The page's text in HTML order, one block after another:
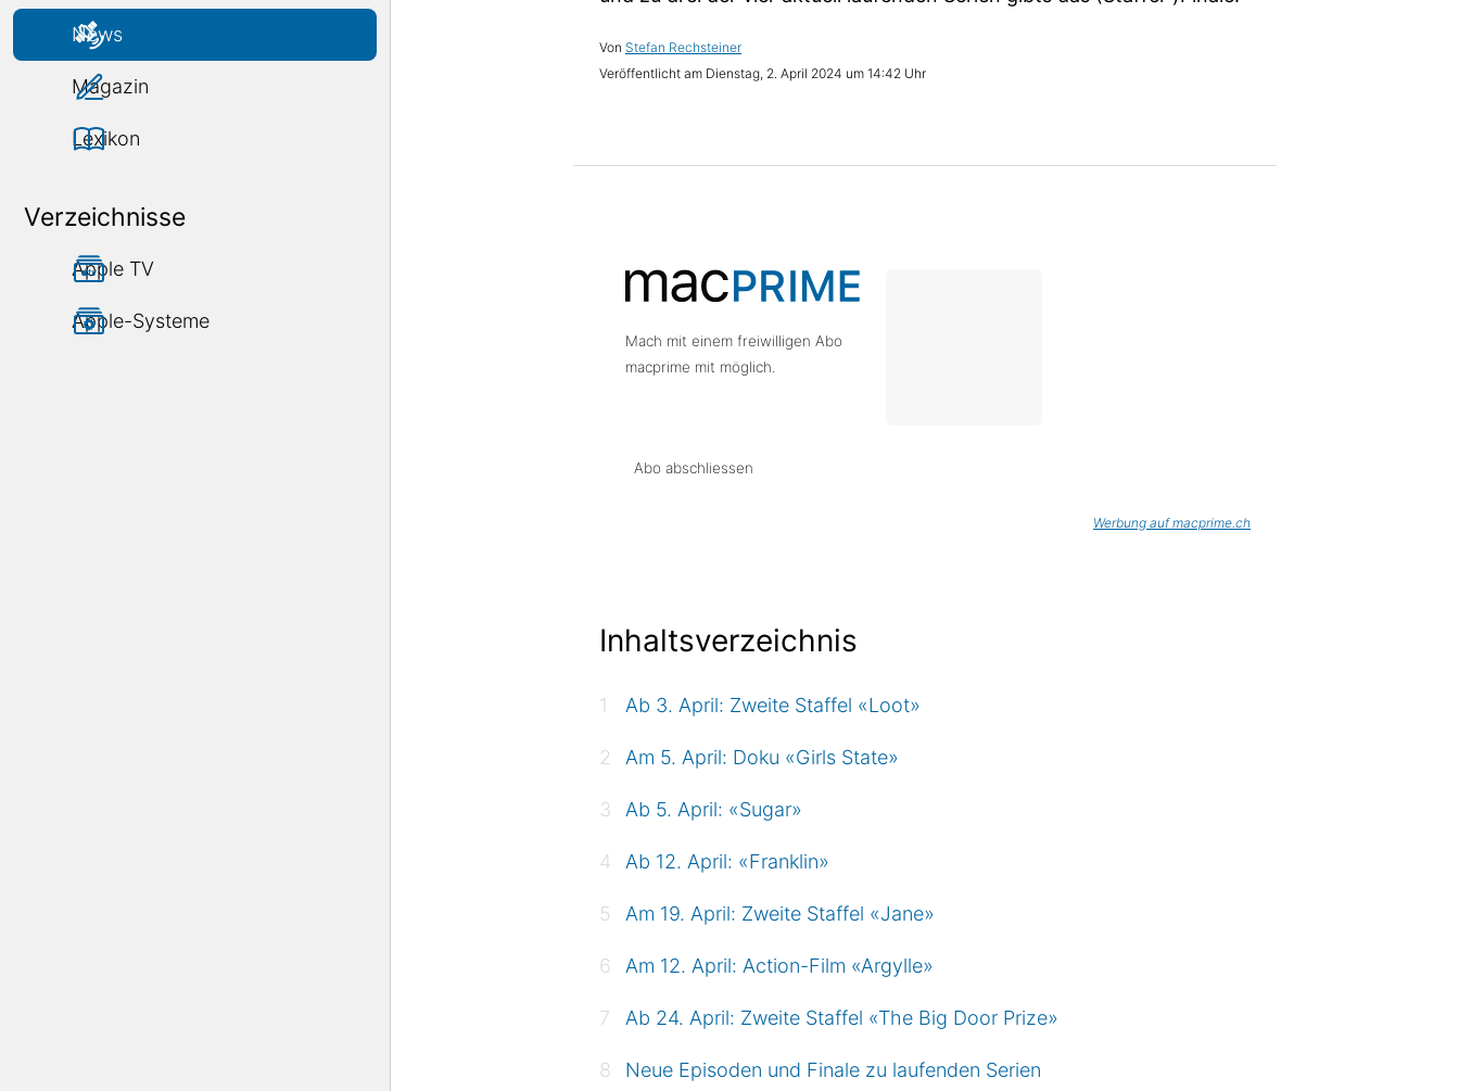
News
Magazin
Lexikon
Verzeichnisse
Apple TV
Apple-Systeme
Stefan Rechsteiner
Dienstag, 2. April 2024 um 14:42 Uhr
Mach mit einem freiwilligen Abo
macprime mit möglich.
Abo abschliessen
Werbung auf macprime.ch
Inhaltsverzeichnis
Ab 3. April: Zweite Staffel «Loot»
Am 5. April: Doku «Girls State»
Ab 5. April: «Sugar»
Ab 12. April: «Franklin»
Am 19. April: Zweite Staffel «Jane»
Am 12. April: Action-Film «Argylle»
Ab 24. April: Zweite Staffel «The Big Door Prize»
Neue Episoden und Finale zu laufenden Serien